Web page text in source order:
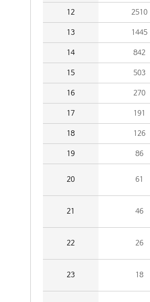
12 2510
13 1445
14 842
15 503
16 270
17 191
18 126
19 86
20 61
21 46
22 26
23 18